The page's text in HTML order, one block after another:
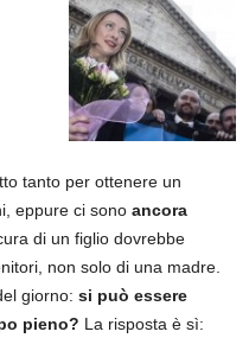
tanto per ottenere un
eppure ci sono ancora
di un figlio dovrebbe
non solo di una madre.
giorno: si può essere
pieno? La risposta è sì: